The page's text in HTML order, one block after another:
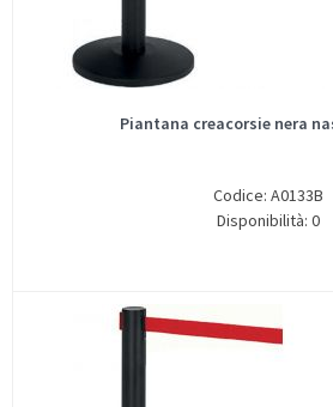
Piantana creacorsie nera
Codice: A0133B
Disponibilità: 0